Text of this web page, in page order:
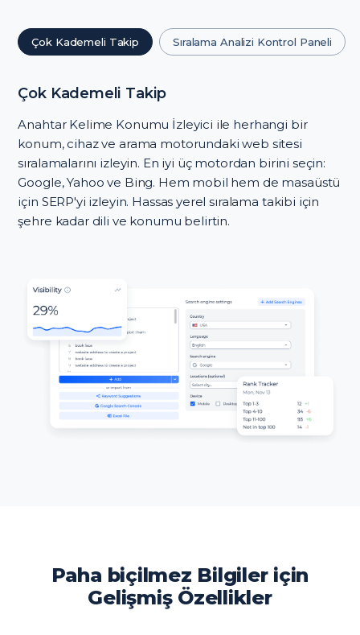
Çok Kademeli Takip Sıralama Analizi Kontrol Paneli
Çok Kademeli Takip
Anahtar Kelime Konumu İzleyici ile herhangi bir
konum, cihaz ve arama motorundaki web sitesi
sıralamalarını izleyin. En iyi üç motordan birini seçin:
Google, Yahoo ve Bing. Hem mobil hem de masaüstü
için SERP'yi izleyin. Hassas yerel sıralama takibi için
şehre kadar dili ve konumu belirtin.
Paha biçilmez Bilgiler için
Gelişmiş Özellikler